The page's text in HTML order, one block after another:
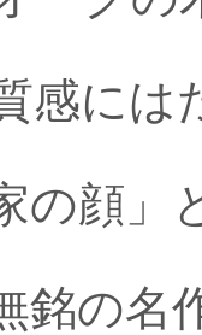
感には
の顔」
銘の名